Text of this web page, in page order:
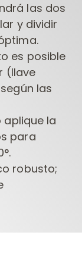
las dos
y dividir
es posible
(llave
las
la
para
robusto;